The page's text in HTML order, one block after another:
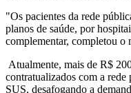
"Os pacientes da rede
planos de saúde, por
complementar, completou o
Atualmente, mais de R$
contratualizados com a rede
SUS, desafogando a